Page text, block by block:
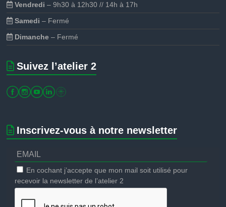
Vendredi – 9h30 à 12h30 // 14h à 17h
Samedi – Fermé
Dimanche – Fermé
Suivez l’atelier 2
Inscrivez-vous à notre newsletter
En cochant j’accepte que mon mail soit utilisé pour
recevoir la newsletter de l’atelier 2